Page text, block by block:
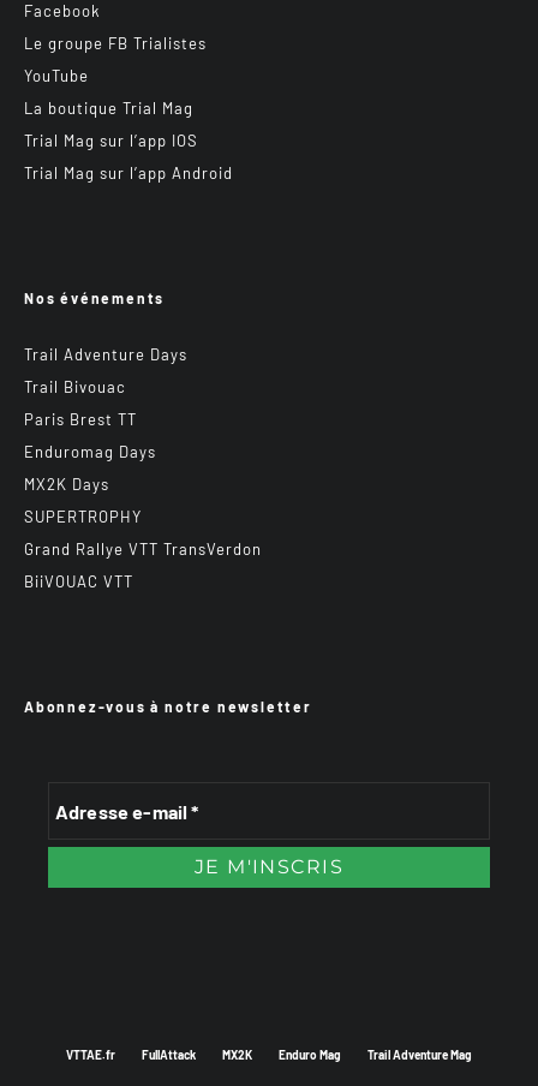
Facebook
Le groupe FB Trialistes
YouTube
La boutique Trial Mag
Trial Mag sur l’app IOS
Trial Mag sur l’app Android
Nos événements
Trail Adventure Days
Trail Bivouac
Paris Brest TT
Enduromag Days
MX2K Days
SUPERTROPHY
Grand Rallye VTT TransVerdon
BiiVOUAC VTT
Abonnez-vous à notre newsletter
VTTAE.fr FullAttack MX2K Enduro Mag Trail Adventure Mag